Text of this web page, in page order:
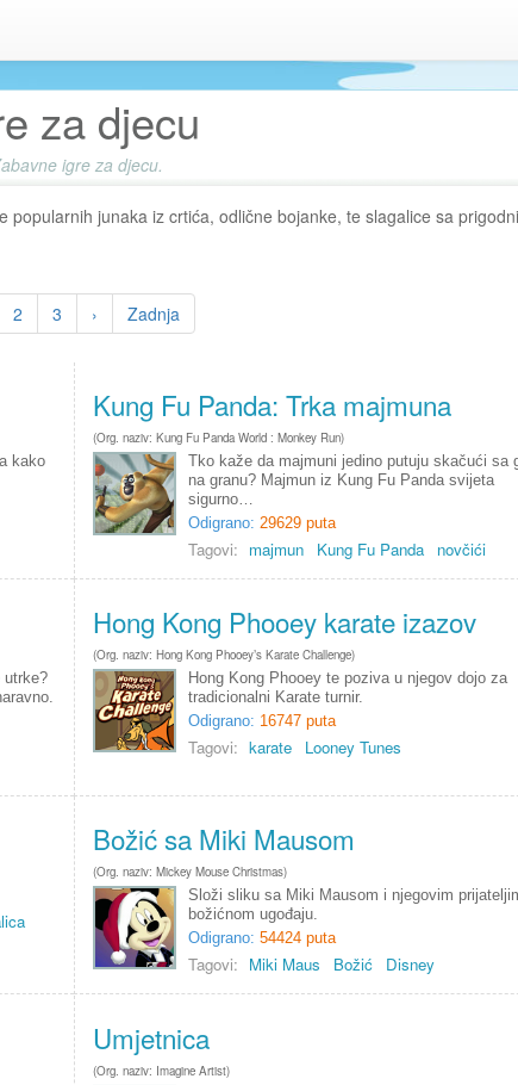
za djecu
igre za djecu.
junaka iz crtića, odlične bojanke, te slagalice sa
2 3 › Zadnja
kako
Kung Fu Panda: Trka majmuna
(Org. naziv: Kung Fu Panda World : Monkey Run)
Tko kaže da majmuni jedino putuju skačući sa
na granu? Majmun iz Kung Fu Panda svijeta
sigurno…
Odigrano: 29629 puta
Tagovi: majmun Kung Fu Panda novčići
utrke?
Hong Kong Phooey karate izazov
(Org. naziv: Hong Kong Phooey’s Karate Challenge)
Hong Kong Phooey te poziva u njegov dojo za
tradicionalni Karate turnir.
Odigrano: 16747 puta
Tagovi: karate Looney Tunes
Božić sa Miki Mausom
(Org. naziv: Mickey Mouse Christmas)
Složi sliku sa Miki Mausom i njegovim
božićnom ugođaju.
Odigrano: 54424 puta
Tagovi: Miki Maus Božić Disney
Umjetnica
(Org. naziv: Imagine Artist)